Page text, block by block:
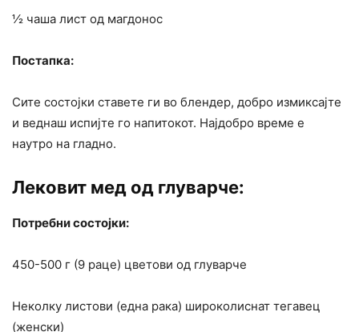
½ чаша лист од магдонос
Постапка:
Сите состојки ставете ги во блендер, добро измиксајте
и веднаш испијте го напитокот. Најдобро време е
наутро на гладно.
Лековит мед од глуварче:
Потребни состојки:
450-500 г (9 раце) цветови од глуварче
Неколку листови (една рака) широколиснат тегавец
(женски)